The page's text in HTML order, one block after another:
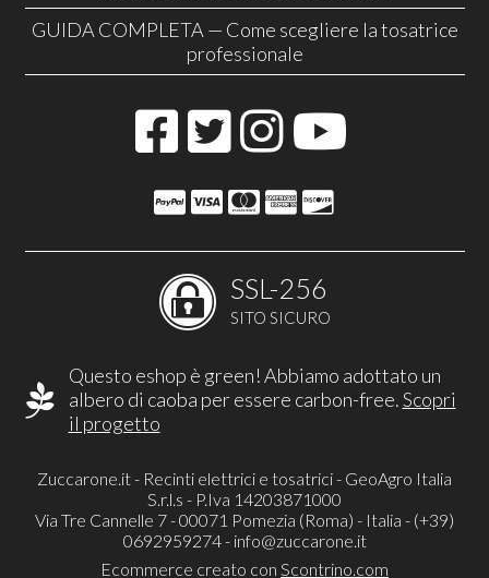
GUIDA COMPLETA — Come scegliere la tosatrice
professionale
SSL-256
SITO SICURO
Questo eshop è green! Abbiamo adottato un
albero di caoba per essere carbon-free.Scopri
il progetto
Zuccarone.it - Recinti elettrici e tosatrici - GeoAgro Italia
S.r.l.s - P.Iva 14203871000
Via Tre Cannelle 7 - 00071 Pomezia (Roma) - Italia - (+39)
0692959274 - info@zuccarone.it
Ecommerce creato con Scontrino.com